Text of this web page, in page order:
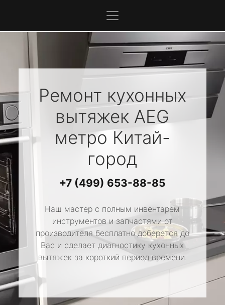
Ремонт кухонных
вытяжек AEG
метро Китай-
город
+7 (499) 653-88-85
Наш мастер с полным инвентарем
инструментов и запчастями от
производителя бесплатно доберется до
Вас и сделает диагностику кухонных
вытяжек за короткий период времени.